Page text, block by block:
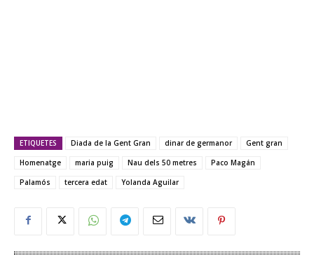
ETIQUETES Diada de la Gent Gran dinar de germanor
Gent gran
Homenatge
maria puig Nau dels 50 metres
Paco Magán
Palamós
tercera edat Yolanda Aguilar